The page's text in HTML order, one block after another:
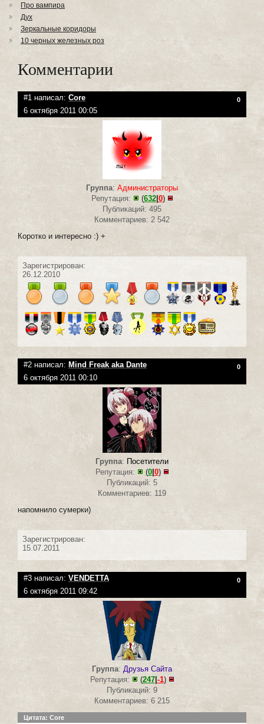
Про вампира
Дух
Зеркальные коридоры
10 черных железных роз
Комментарии
#1 написал: Core 0
6 октября 2011 00:05
Группа: Администраторы
Репутация:
(632| 0)
Публикаций: 495
Комментариев: 2 542
Коротко и интересно :) +
Зарегистрирован:
26.12.2010
#2 написал: Mind Freak aka Dante 0
6 октября 2011 00:10
Группа: Посетители
Репутация:
(0| 0)
Публикаций: 5
Комментариев: 119
напомнило сумерки)
Зарегистрирован:
15.07.2011
#3 написал: VENDETTA 0
6 октября 2011 09:42
Группа: Друзья Сайта
Репутация:
(247| -1)
Публикаций: 9
Комментариев: 6 215
Цитата: Core